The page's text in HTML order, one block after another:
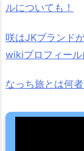
ルについても！
咲はJKブランド
wikiプロフィール
なっち旅とは何